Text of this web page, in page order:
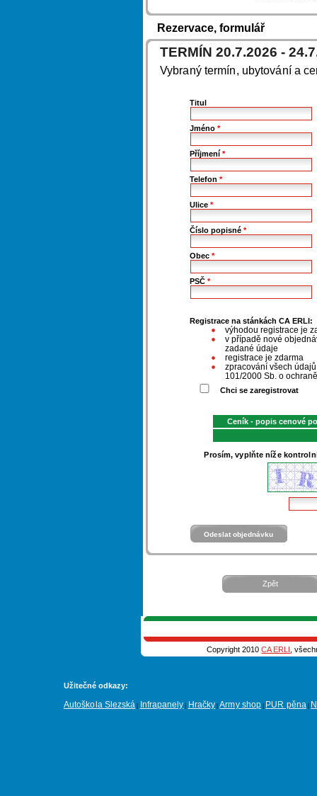
Rezervace, formulář
TERMÍN 20.7.2026 -
Vybraný termín, ubytování a
Titul
Jméno*
Příjmení*
Telefon*
Ulice*
Číslo popisné*
Obec*
PSČ*
Registrace na stánkách CA ERLI:
výhodou registrace je
v případě nové
zadané údaje
registrace je zdarma
zpracování všech
101/2000 Sb. o
Chci se zaregistrovat
Ceník - popis cenové
Prosím, vyplňte níže
Zpět
Copyright 2010CA ERLI ,
Užitečné odkazy:
Autoškola Slezská Infrapanely Hračky |Army shop PUR pěna|